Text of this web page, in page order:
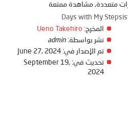
متعددة, مشاهدة ممتعة
Days with My
المخرج: Ueno Takehiro
نشر بواسطة: admin
تم الإصدار في: June 27, 2024
تحديث في: September 19,
2024